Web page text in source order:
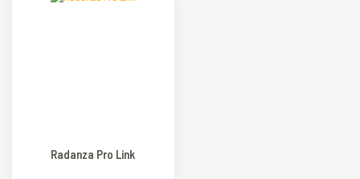
Radanza Pro Link